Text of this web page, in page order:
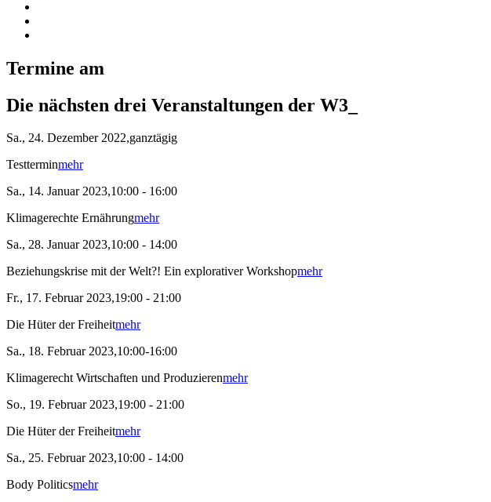
Termine am
Die nächsten drei Veranstaltungen der W3_
Sa., 24. Dezember 2022,ganztägig
Testterminmehr
Sa., 14. Januar 2023,10:00 - 16:00
Klimagerechte Ernährungmehr
Sa., 28. Januar 2023,10:00 - 14:00
Beziehungskrise mit der Welt?! Ein explorativer Workshopmehr
Fr., 17. Februar 2023,19:00 - 21:00
Die Hüter der Freiheitmehr
Sa., 18. Februar 2023,10:00-16:00
Klimagerecht Wirtschaften und Produzierenmehr
So., 19. Februar 2023,19:00 - 21:00
Die Hüter der Freiheitmehr
Sa., 25. Februar 2023,10:00 - 14:00
Body Politicsmehr